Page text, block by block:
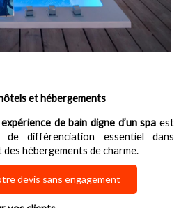
et hébergements
expérience de bain digne d’un spa est
de différenciation essentiel dans
des hébergements de charme.
devis sans engagement